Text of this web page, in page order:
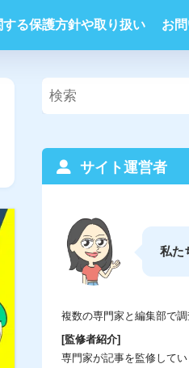
る保護方針や取り扱い お
サイト運営者
私た
複数の専門家と編集部で
[監修者紹介]
専門家が記事を監修してい